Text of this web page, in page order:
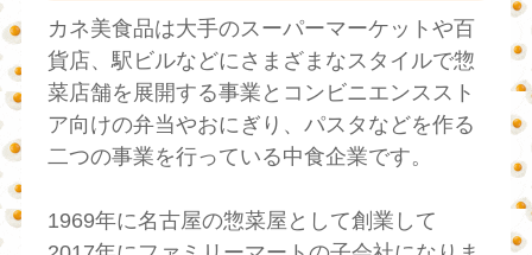
カネ美食品は大手のスーパーマーケットや百
貨店、駅ビルなどにさまざまなスタイルで惣
菜店舗を展開する事業とコンビニエンススト
ア向けの弁当やおにぎり、パスタなどを作る
二つの事業を行っている中食企業です。
1969年に名古屋の惣菜屋として創業して